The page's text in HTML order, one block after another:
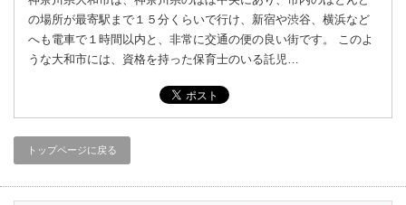
の場所が最寄駅まで１５分くらいで行け、新宿や渋谷、横浜など
へも電車で１時間以内と、非常に交通の便の良い街です。 このよ
うな大和市には、資格を持った保育士のいる託児…
トップページに戻る